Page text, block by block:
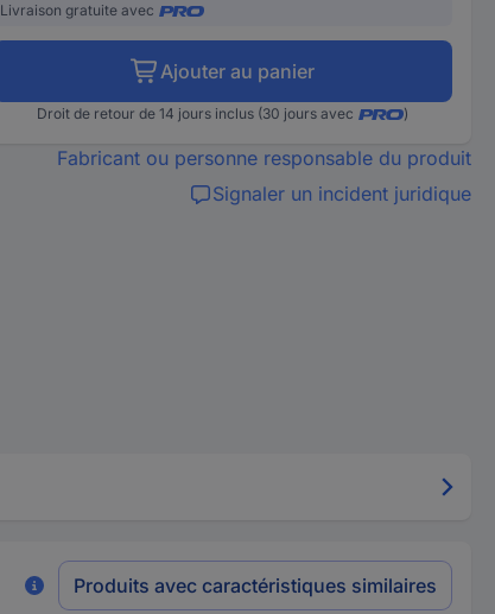
Livraison gratuite avec
Ajouter au panier
Droit de retour de 14 jours inclus (30 jours avec )
Fabricant ou personne responsable du produit
Signaler un incident juridique
Produits avec caractéristiques similaires